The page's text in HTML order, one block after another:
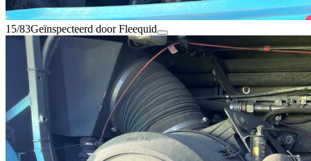
15/83Geïnspecteerd door Fleequid